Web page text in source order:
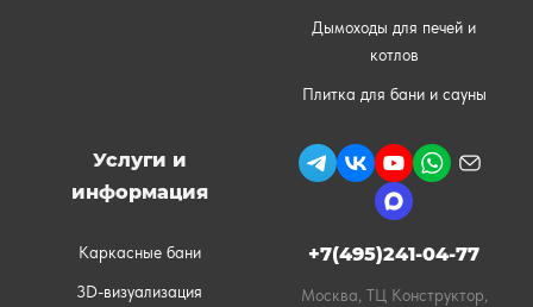
Дымоходы для печей и
котлов
Плитка для бани и сауны
Услуги и
информация
Каркасные бани
3D-визуализация
+7(495)241-04-77
Москва, ТЦ Конструктор,